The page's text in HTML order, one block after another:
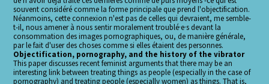
souvent considéré comme la forme principale que prend l'objectification.
Néanmoins, cette connexion n'est pas de celles qui devraient, me semble-
t-il, nous amener à nous sentir moralement troublé·e·s devant la
consommation des images pornographiques, ou, de manière générale,
par le fait d'user des choses comme si elles étaient des personnes.
Objectification, pornography, and the history of the vibrator
This paper discusses recent feminist arguments that there may be an
interesting link between treating things as people (especially in the case of
pornography) and treating people (especially women) as things. That is,